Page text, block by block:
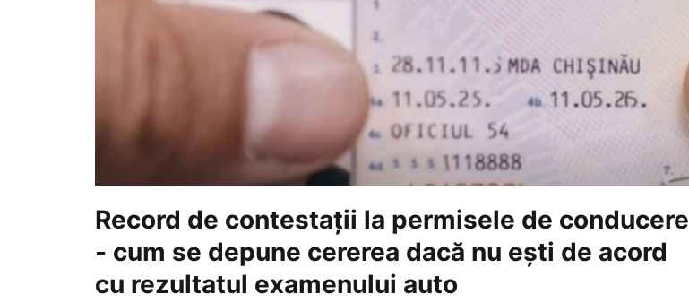
Record de contestații la permisele de conducere
- cum se depune cererea dacă nu ești de acord
cu rezultatul examenului auto